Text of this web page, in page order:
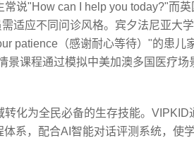
说"How can I help you today?"而英
适应不同问诊风格。宾夕法尼亚大
patience（感谢耐心等待）"的患儿家
景课程通过模拟中美加澳多国医疗场
化为全民必备的生存技能。VIPKID
系，配合AI智能对话评测系统，使